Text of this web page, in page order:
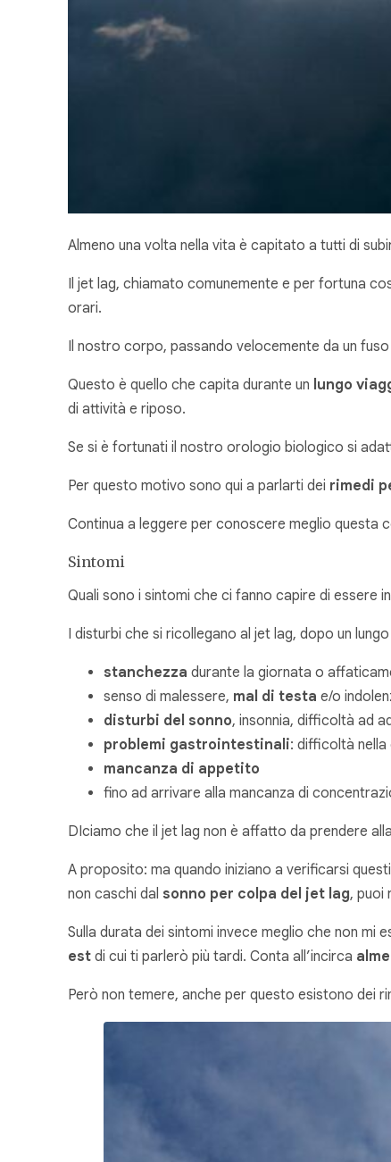
Almeno una volta nella vita è capitato a tutti di
Il jet lag, chiamato comunemente e per fortuna
orari.
Il nostro corpo, passando velocemente da un
Questo è quello che capita durante un lungo
di attività e riposo.
Se si è fortunati il nostro orologio biologico si
Per questo motivo sono qui a parlarti dei rimedi
Continua a leggere per conoscere meglio
Sintomi
Quali sono i sintomi che ci fanno capire di essere
I disturbi che si ricollegano al jet lag, dopo un
stanchezza durante la giornata o
senso di malessere, mal di testa e/o
disturbi del sonno, insonnia, difficoltà ad
problemi gastrointestinali: difficoltà
mancanza di appetito
fino ad arrivare alla mancanza di
DIciamo che il jet lag non è affatto da prendere
A proposito: ma quando iniziano a verificarsi
non caschi dal sonno per colpa del jet lag, puoi
Sulla durata dei sintomi invece meglio che non
est di cui ti parlerò più tardi. Conta all’incirca
Però non temere, anche per questo esistono dei